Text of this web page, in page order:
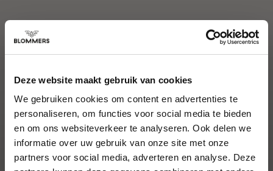
Deze website maakt gebruik van cookies
We gebruiken cookies om content en advertenties te
personaliseren, om functies voor social media te bieden
en om ons websiteverkeer te analyseren. Ook delen we
informatie over uw gebruik van onze site met onze
partners voor social media, adverteren en analyse. Deze